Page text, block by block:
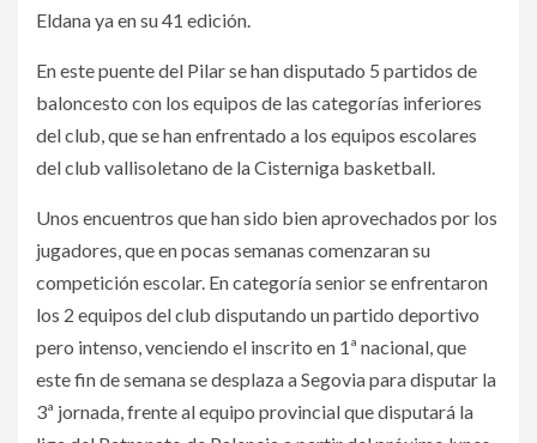
Eldana ya en su 41 edición.
En este puente del Pilar se han disputado 5 partidos de
baloncesto con los equipos de las categorías inferiores
del club, que se han enfrentado a los equipos escolares
del club vallisoletano de la Cisterniga basketball.
Unos encuentros que han sido bien aprovechados por los
jugadores, que en pocas semanas comenzaran su
competición escolar. En categoría senior se enfrentaron
los 2 equipos del club disputando un partido deportivo
pero intenso, venciendo el inscrito en 1ª nacional, que
este fin de semana se desplaza a Segovia para disputar la
3ª jornada, frente al equipo provincial que disputará la